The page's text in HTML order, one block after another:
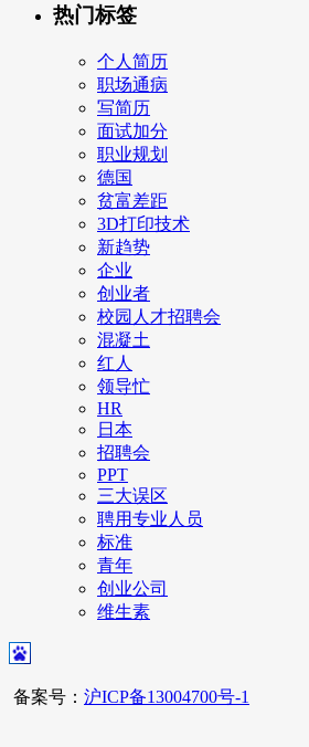
热门标签
个人简历
职场通病
写简历
面试加分
职业规划
德国
贫富差距
3D打印技术
新趋势
企业
创业者
校园人才招聘会
混凝土
红人
领导忙
HR
日本
招聘会
PPT
三大误区
聘用专业人员
标准
青年
创业公司
维生素
备案号： 沪ICP备13004700号-1